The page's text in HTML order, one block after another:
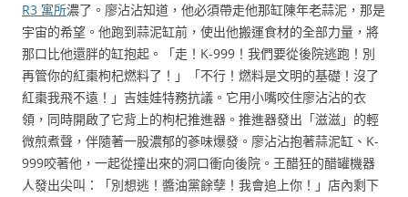
R3 寓所濃了。廖沾沾知道，他必須帶走他那缸陳年老蒜泥，那是
宇宙的希望。他跑到蒜泥缸前，使出他搬運食材的全部力量，將
那口比他還胖的缸抱起。「走！K-999！我們要從後院逃跑！別
再管你的紅棗枸杞燃料了！」「不行！燃料是文明的基礎！沒了
紅棗我飛不遠！」吉娃娃特務抗議。它用小嘴咬住廖沾沾的衣
領，同時開啟了它背上的枸杞推進器。推進器發出「滋滋」的輕
微煎煮聲，伴隨著一股濃郁的蔘味爆發。廖沾沾抱著蒜泥缸、K-
999咬著他，一起從撞出來的洞口衝向後院。王醋狂的醋罐機器
人發出尖叫：「別想逃！醬油黨餘孽！我會追上你！」店內剩下